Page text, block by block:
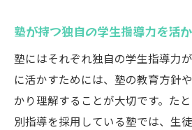
塾で自主性を伸ばす指導
塾の学習意欲向上プロ
塾の指導法でやる気スイ
失敗しないための塾比較ポイ
塾選びで失敗しないため
塾が持つ独自の学生指導力を活
塾にはそれぞれ独自の学生指導力
に活かすためには、塾の教育方針
かり理解することが大切です。た
別指導を採用している塾では、生